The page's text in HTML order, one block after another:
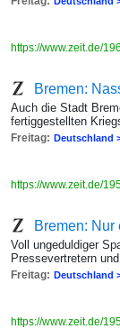
https://www.zeit.de/
Bremen:
Auch die Stadt
fertiggestellten
Freitag: Deutschland
https://www.zeit.de/
Bremen:
Voll ungeduldiger
Pressevertretern
Freitag: Deutschland
https://www.zeit.de/